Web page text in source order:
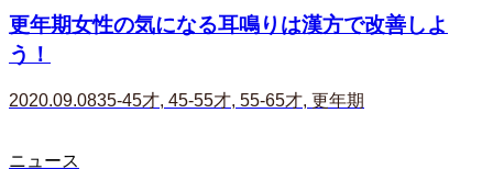
更年期女性の気になる耳鳴りは漢方で改善しよ
う！
2020.09.0835-45才, 45-55才, 55-65才, 更年期
ニュース